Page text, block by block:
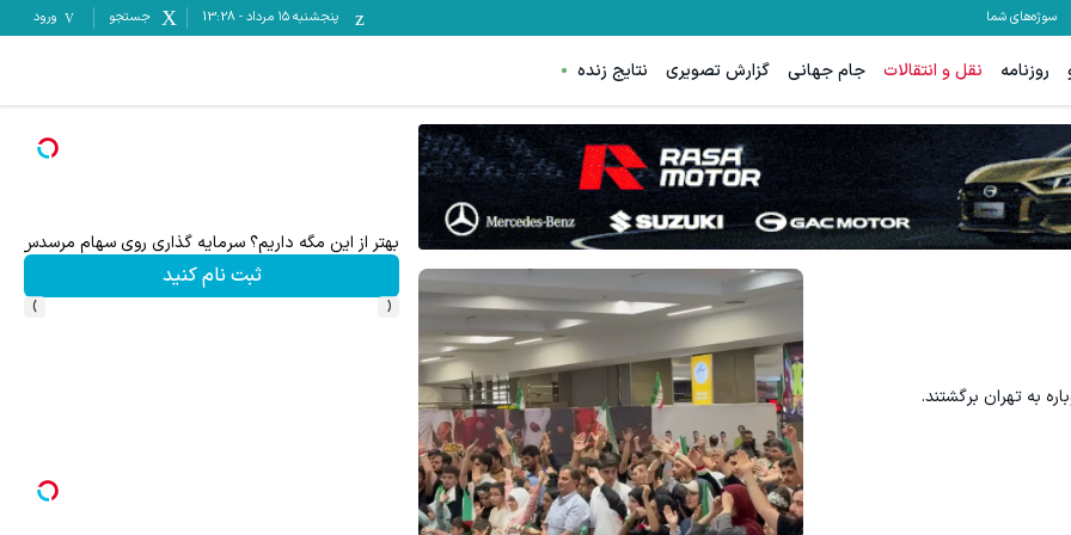
سوژه‌های شما پنجشنبه ۱۵ مرداد -
13:28 جستجو ورود
روزنامه نقل و انتقالات جام جهانی گزارش تصویری نتایج زنده
به تهران برگشتند.
با اسپرد صفر و تا ۵۰۰ دلار بونوس ترید XAUUSD با اسپرد از صفر پیپ
ثبت نام کنید
میدونستی میتونی از بالا رفتن ارزش سهام گوگل سود کسب
ثبت نام کنید
‹
›